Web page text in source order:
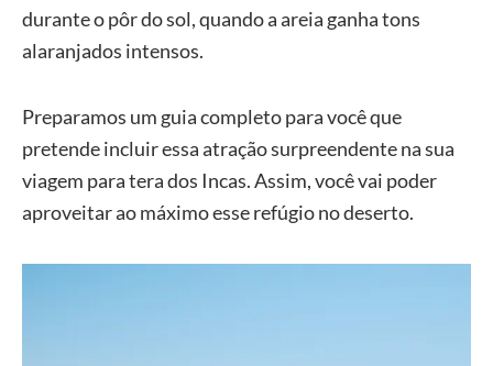
durante o pôr do sol, quando a areia ganha tons
alaranjados intensos.
Preparamos um guia completo para você que
pretende incluir essa atração surpreendente na sua
viagem para tera dos Incas. Assim, você vai poder
aproveitar ao máximo esse refúgio no deserto.